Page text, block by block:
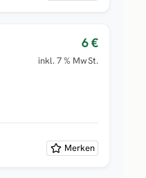
6 €
inkl. 7 % MwSt.
Merken